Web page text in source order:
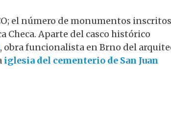
el número de monumentos
Checa. Aparte del casco histórico
, obra funcionalista en Brno del
iglesia del cementerio de San Juan